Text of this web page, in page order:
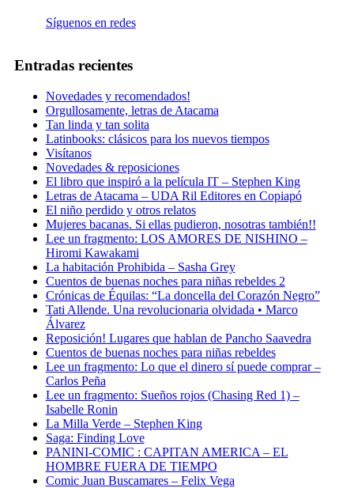
Síguenos en redes
Entradas recientes
Novedades y recomendados!
Orgullosamente, letras de Atacama
Tan linda y tan solita
Latinbooks: clásicos para los nuevos tiempos
Visítanos
Novedades & reposiciones
El libro que inspiró a la película IT – Stephen King
Letras de Atacama – UDA Ril Editores en Copiapó
El niño perdido y otros relatos
Mujeres bacanas. Si ellas pudieron, nosotras también!!
Lee un fragmento: LOS AMORES DE NISHINO –
Hiromi Kawakami
La habitación Prohibida – Sasha Grey
Cuentos de buenas noches para niñas rebeldes 2
Crónicas de Équilas: “La doncella del Corazón Negro”
Tati Allende. Una revolucionaria olvidada • Marco
Álvarez
Reposición! Lugares que hablan de Pancho Saavedra
Cuentos de buenas noches para niñas rebeldes
Lee un fragmento: Lo que el dinero sí puede comprar –
Carlos Peña
Lee un fragmento: Sueños rojos (Chasing Red 1) –
Isabelle Ronin
La Milla Verde – Stephen King
Saga: Finding Love
PANINI-COMIC : CAPITAN AMERICA – EL
HOMBRE FUERA DE TIEMPO
Comic Juan Buscamares – Felix Vega